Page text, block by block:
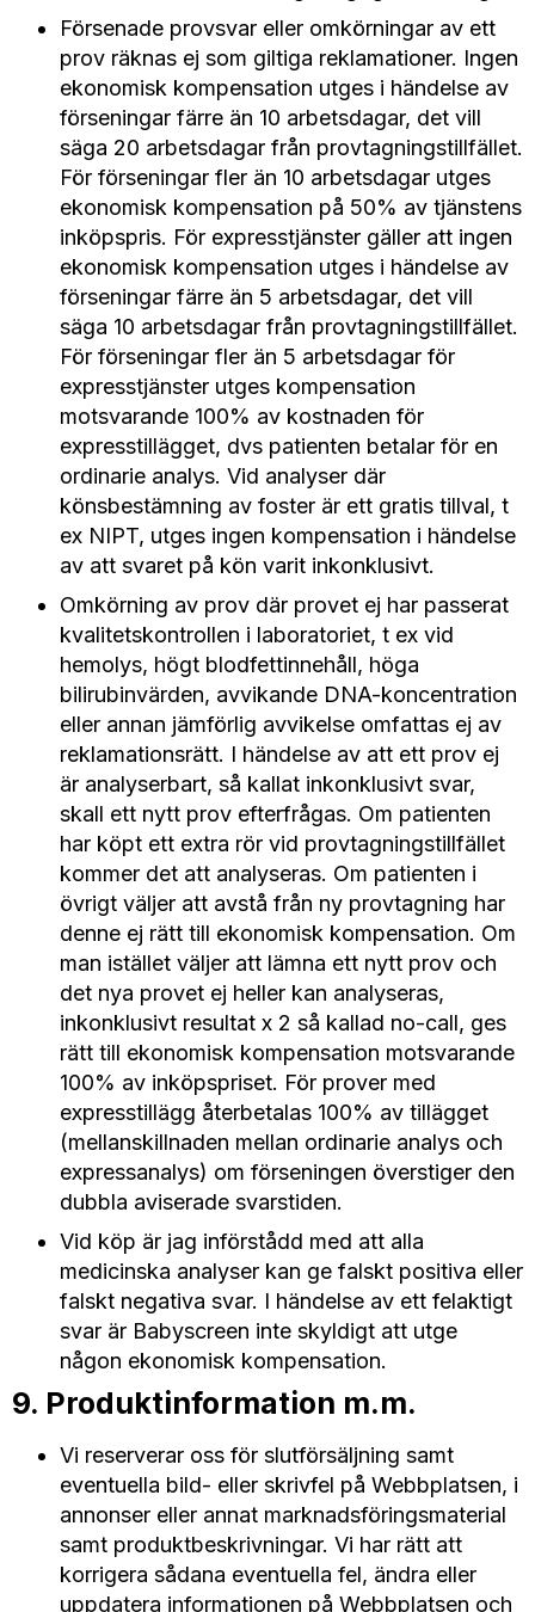
Försenade provsvar eller omkörningar av ett
prov räknas ej som giltiga reklamationer. Ingen
ekonomisk kompensation utges i händelse av
förseningar färre än 10 arbetsdagar, det vill
säga 20 arbetsdagar från provtagningstillfället.
För förseningar fler än 10 arbetsdagar utges
ekonomisk kompensation på 50% av tjänstens
inköpspris. För expresstjänster gäller att ingen
ekonomisk kompensation utges i händelse av
förseningar färre än 5 arbetsdagar, det vill
säga 10 arbetsdagar från provtagningstillfället.
För förseningar fler än 5 arbetsdagar för
expresstjänster utges kompensation
motsvarande 100% av kostnaden för
expresstillägget, dvs patienten betalar för en
ordinarie analys. Vid analyser där
könsbestämning av foster är ett gratis tillval, t
ex NIPT, utges ingen kompensation i händelse
av att svaret på kön varit inkonklusivt.
Omkörning av prov där provet ej har passerat
kvalitetskontrollen i laboratoriet, t ex vid
hemolys, högt blodfettinnehåll, höga
bilirubinvärden, avvikande DNA-koncentration
eller annan jämförlig avvikelse omfattas ej av
reklamationsrätt. I händelse av att ett prov ej
är analyserbart, så kallat inkonklusivt svar,
skall ett nytt prov efterfrågas. Om patienten
har köpt ett extra rör vid provtagningstillfället
kommer det att analyseras. Om patienten i
övrigt väljer att avstå från ny provtagning har
denne ej rätt till ekonomisk kompensation. Om
man istället väljer att lämna ett nytt prov och
det nya provet ej heller kan analyseras,
inkonklusivt resultat x 2 så kallad no-call, ges
rätt till ekonomisk kompensation motsvarande
100% av inköpspriset. För prover med
expresstillägg återbetalas 100% av tillägget
(mellanskillnaden mellan ordinarie analys och
expressanalys) om förseningen överstiger den
dubbla aviserade svarstiden.
Vid köp är jag införstådd med att alla
medicinska analyser kan ge falskt positiva eller
falskt negativa svar. I händelse av ett felaktigt
svar är Babyscreen inte skyldigt att utge
någon ekonomisk kompensation.
9. Produktinformation m.m.
Vi reserverar oss för slutförsäljning samt
eventuella bild- eller skrivfel på Webbplatsen, i
annonser eller annat marknadsföringsmaterial
samt produktbeskrivningar. Vi har rätt att
korrigera sådana eventuella fel, ändra eller
uppdatera informationen på Webbplatsen och